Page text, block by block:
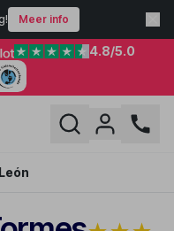
Meer info
4.8/5.0